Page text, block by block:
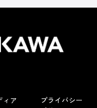
ィア
プライバシー